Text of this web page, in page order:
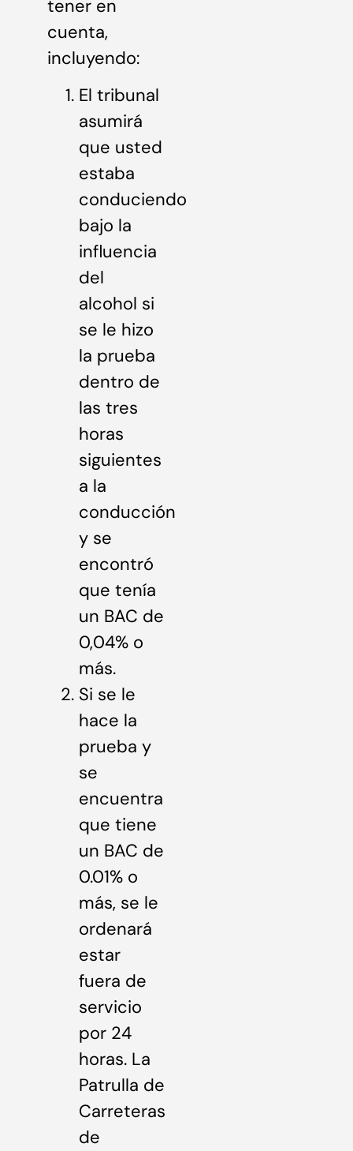
tener en
cuenta,
incluyendo:
El tribunal
asumirá
que usted
estaba
conduciendo
bajo la
influencia
del
alcohol si
se le hizo
la prueba
dentro de
las tres
horas
siguientes
a la
conducción
y se
encontró
que tenía
un BAC de
0,04% o
más.
Si se le
hace la
prueba y
se
encuentra
que tiene
un BAC de
0.01% o
más, se le
ordenará
estar
fuera de
servicio
por 24
horas. La
Patrulla de
Carreteras
de